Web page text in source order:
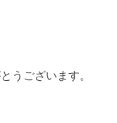
うございます。